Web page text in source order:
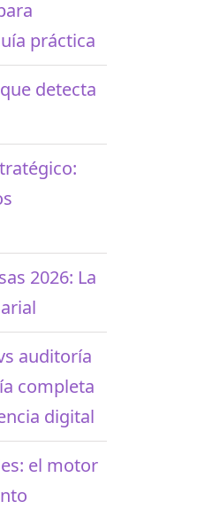
práctica
detecta
2026: La
auditoría
completa
digital
el motor